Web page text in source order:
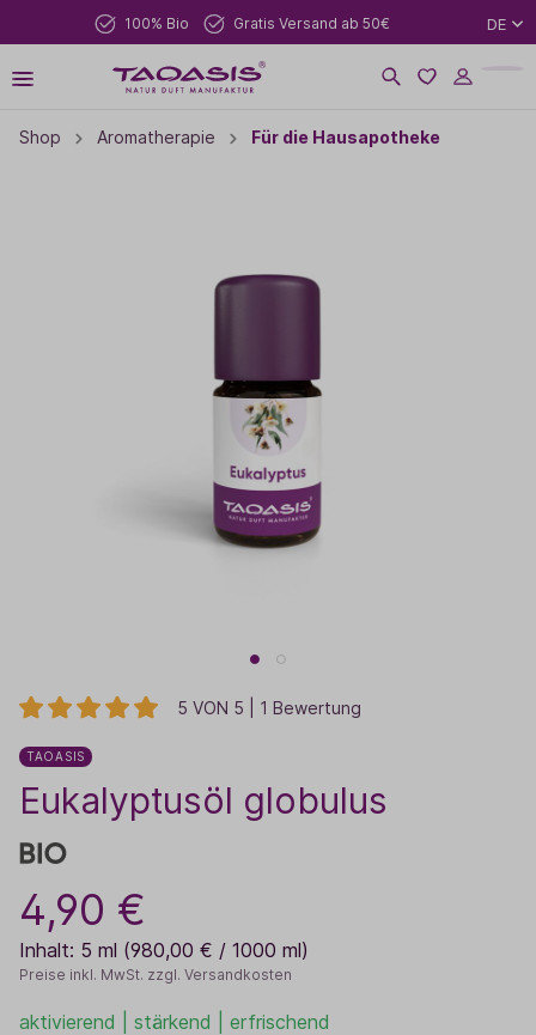
100% Bio Gratis Versand ab 50€ DE
Shop Aromatherapie Für die Hausapotheke
5 VON 5 | 1 Bewertung
TAOASIS
Eukalyptusöl globulus
4,90 €
Inhalt: 5 ml (980,00 € / 1000 ml)
Preise inkl. MwSt. zzgl. Versandkosten
aktivierend | stärkend | erfrischend